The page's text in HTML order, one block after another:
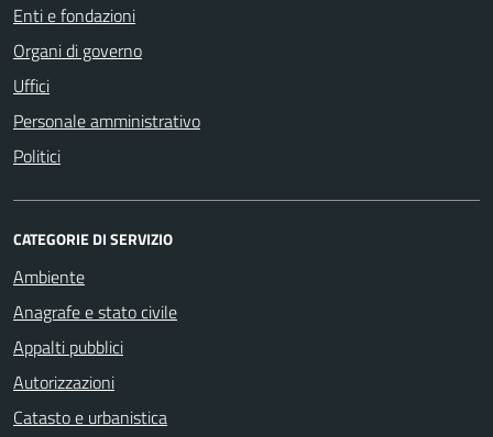
Enti e fondazioni
Organi di governo
Uffici
Personale amministrativo
Politici
CATEGORIE DI SERVIZIO
Ambiente
Anagrafe e stato civile
Appalti pubblici
Autorizzazioni
Catasto e urbanistica